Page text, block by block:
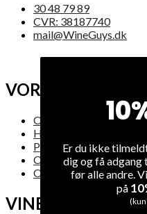
30 48 79 89
CVR: 38187740
mail@WineGuys.dk
VORES FIRMA
Om os
Handelsbetingelser
Privatlivsregler
Om levering
Oversigt over
VINE
Er du ikke
dig og få adgang
før alle andre.
på